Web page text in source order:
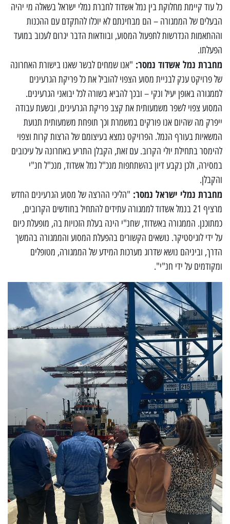
כל עוד קיימת מחלוקת בין נמל אשדוד לחברת נמלי ישראל בשאלה מי יהיה
הבעלים של הממגורה – הם מבחינתם לא יוכלו להתקדם עם ההכנות
וההתאמות הנדרשות לתפעול המסוע, ובוודאות הדבר יגרום לעכוב במועד
הפעלתו.
מחברת נמל אשדוד נמסר: "אנו שמחים לבשר שאנו בישורת האחרונה
של פרויקט ענק לבניית מסוע הצפוי להוביל את כל פריקת הגרעינים
לממגורה באופן יעיל ונקי – ובכך להביא בשורה לכל יבואני הגרעינים.
המסוע צפוי לשפר משמעותית את קצב פריקת הגרעינים, ובשעת עבודה
ייפרק מה שהיום אנו פורקים במשמרת וכך תופחת משמעותית תנועת
המשאיות בעורף הנמל. הפרויקט נמצא בעיצומם של הרצות קרות וצפוי
להימסר בתחילת יולי הקרוב. עם זאת, הקבלן התריע באחרונה על עיכובים
במסירה, ולכן נקבע דיון בהשתתפות מנכ"ל נמל אשדוד, מנכ"ל חנ"י
והקבלן.
מחברת נמלי ישראל נמסר: "הליכי ההרצה של מסוע הגרעינים החדש
מרציף 21 בנמל אשדוד לממגורה עתידים להתחיל בחודשים הקרובים,
כמתוכנן. הממגורה באשדוד, שחנ"י הינה בעלת הזכויות בה, מופעלת כיום
על ידי לוגיסטיקר. נושאים הקשורים בהפעלת המסוע והממגורה בהמשך
הדרך, וביניהם נושא שדרוג מערכות המידע של הממגורה, מטופלים
ומקודמים על ידי חנ"י".